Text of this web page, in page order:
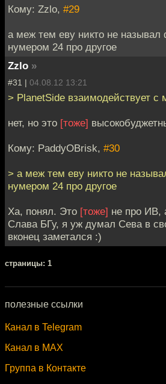
Кому: Zzlo, #29
а меж тем еву никто не называл
нумером 24 про другое
Zzlo »
#31 | 04.08.12 13:21
> PlanetSide взаимодействует
нет, но это [тоже]
Кому: PaddyOBrisk, #30
> а меж тем еву никто не
нумером 24 про другое
Ха, понял. Это [тоже] не про ИВ,
Слава БГу, я уж думал Сева в
вконец заметался :)
cтраницы: 1
полезные ссылки
Канал в Telegram
Канал в MAX
Группа в Контакте